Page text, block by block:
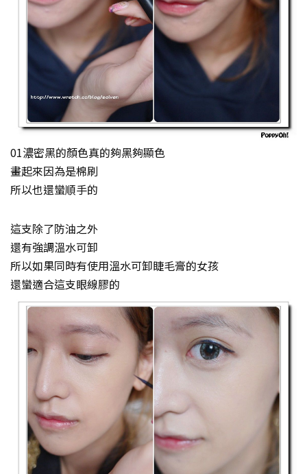
01濃密黑的顏色真的夠黑夠顯色
畫起來因為是棉刷
所以也還蠻順手的
這支除了防油之外
還有強調溫水可卸
所以如果同時有使用溫水可卸睫毛膏的女孩
還蠻適合這支眼線膠的